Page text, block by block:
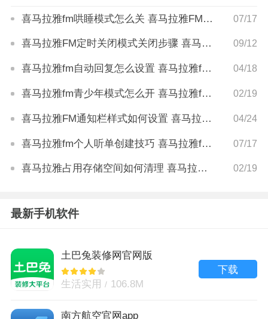
喜马拉雅fm哄睡模式怎么关 喜马拉雅FM哄睡模式关闭步骤 07/17
喜马拉雅FM定时关闭模式关闭步骤 喜马拉雅fm定时关闭模式怎么关 09/12
喜马拉雅fm自动回复怎么设置 喜马拉雅fm自动回复设置方法 04/18
喜马拉雅fm青少年模式怎么开 喜马拉雅fm青少年模式开启方法 02/19
喜马拉雅FM通知栏样式如何设置 喜马拉雅FM通知栏样式设置方法 04/24
喜马拉雅fm个人听单创建技巧 喜马拉雅fm个人听单创建教程 07/17
喜马拉雅占用存储空间如何清理 喜马拉雅存储空间清理方法 02/19
最新手机软件
土巴兔装修网官网版
生活实用 106.8M
下载
南方航空官网app